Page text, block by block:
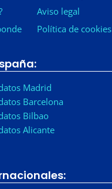
Aviso legal
Política de cookies
Madrid
Barcelona
Bilbao
Alicante